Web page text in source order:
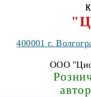
400001г.
ООО